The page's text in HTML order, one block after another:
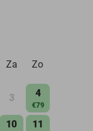
Za Zo
3 4
€79
10 11